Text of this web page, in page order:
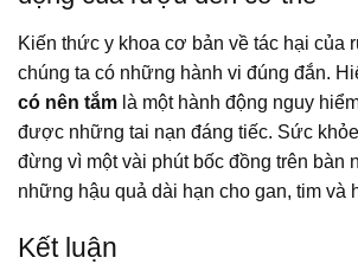
Kiến thức y khoa cơ bản về tác hại của
chúng ta có những hành vi đúng đắn.
có nên tắm là một hành động nguy
được những tai nạn đáng tiếc. Sức
đừng vì một vài phút bốc đồng trên bàn
những hậu quả dài hạn cho gan, tim và
Kết luận